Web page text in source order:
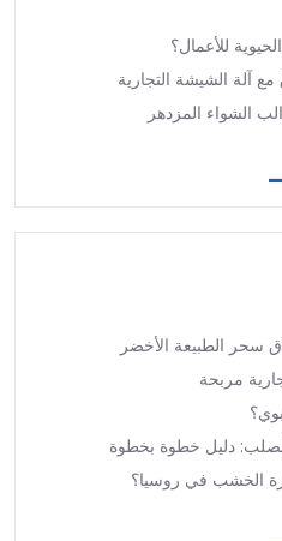
للأعمال؟
آلة الشيشة التجارية
الشواء المزدهر
سحر الطبيعة الأخضر
مربحة
دليل خطوة بخطوة
الخشب في روسيا؟